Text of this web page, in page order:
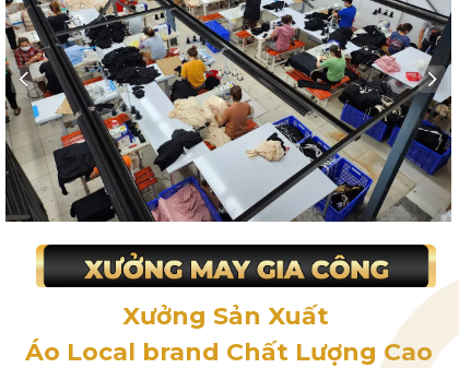
Xưởng Sản Xuất
Áo Local brand Chất Lượng Cao